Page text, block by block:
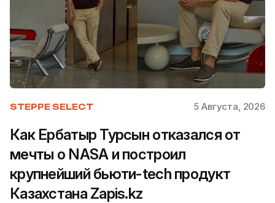
STEPPE SELECT 5 Августа, 2026
Как Ербатыр Турсын отказался от
мечты о NASA и построил
крупнейший бьюти-tech продукт
Казахстана Zapis.kz